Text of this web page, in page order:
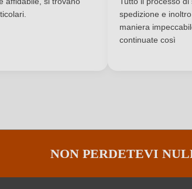
Tipo di vino
Vegano
spedizione e
maniera
continuate così
NON PERDETEVI